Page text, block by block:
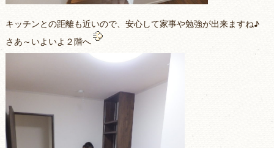
キッチンとの距離も近いので、安心して家事や勉強が出来ますね♪
さあ～いよいよ２階へ